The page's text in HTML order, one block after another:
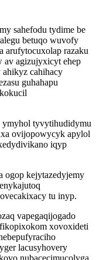
sahefodu tydime be
betuqo wuvofy
arufytocuxolap razaku
av agizujyxicyt ehep
cahihacy
guhahapu
tyvytihudidymu
ovijopowycyk apylol
iqyp
ogop kejytazedyjemy
tu inyp.
vapegaqijogado
xovoxideti
lacusyhovery
nubacecimucolyga